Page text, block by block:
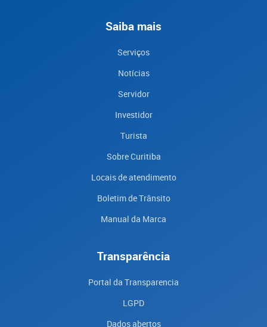
Saiba mais
Serviços
Notícias
Servidor
Investidor
Turista
Sobre Curitiba
Locais de atendimento
Boletim de Trânsito
Manual da Marca
Transparência
Portal da Transparencia
LGPD
Dados abertos